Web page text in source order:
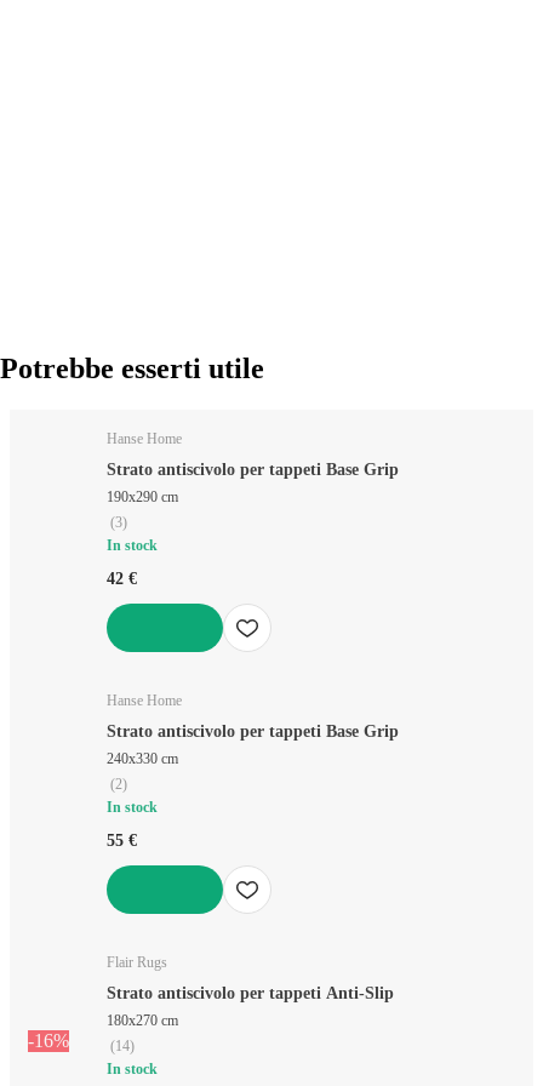
Potrebbe esserti utile
Hanse Home
Strato antiscivolo per tappeti Base Grip
190x290 cm
(3)
In stock
42 €
Hanse Home
Strato antiscivolo per tappeti Base Grip
240x330 cm
(2)
In stock
55 €
-16%
Flair Rugs
Strato antiscivolo per tappeti Anti-Slip
180x270 cm
(14)
In stock